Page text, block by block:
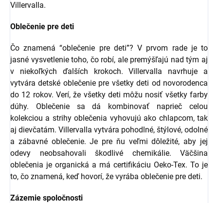
Villervalla.
Oblečenie pre deti
Čo znamená “oblečenie pre deti”? V prvom rade je to
jasné vysvetlenie toho, čo robí, ale premýšľajú nad tým aj
v niekoľkých ďalších krokoch. Villervalla navrhuje a
vytvára detské oblečenie pre všetky deti od novorodenca
do 12 rokov. Verí, že všetky deti môžu nosiť všetky farby
dúhy. Oblečenie sa dá kombinovať naprieč celou
kolekciou a strihy oblečenia vyhovujú ako chlapcom, tak
aj dievčatám. Villervalla vytvára pohodlné, štýlové, odolné
a zábavné oblečenie. Je pre ňu veľmi dôležité, aby jej
odevy neobsahovali škodlivé chemikálie. Väčšina
oblečenia je organická a má certifikáciu Oeko-Tex. To je
to, čo znamená, keď hovorí, že vyrába oblečenie pre deti.
Zázemie spoločnosti